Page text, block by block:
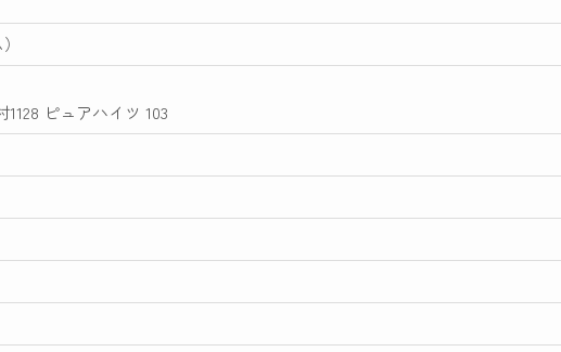
ピュアハイツ 103